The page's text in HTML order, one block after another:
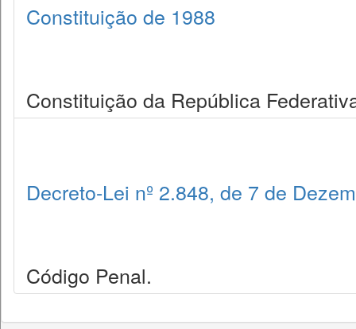
Constituição de 1988
Constituição da República
Decreto-Lei nº 2.848, de 7 de
Código Penal.